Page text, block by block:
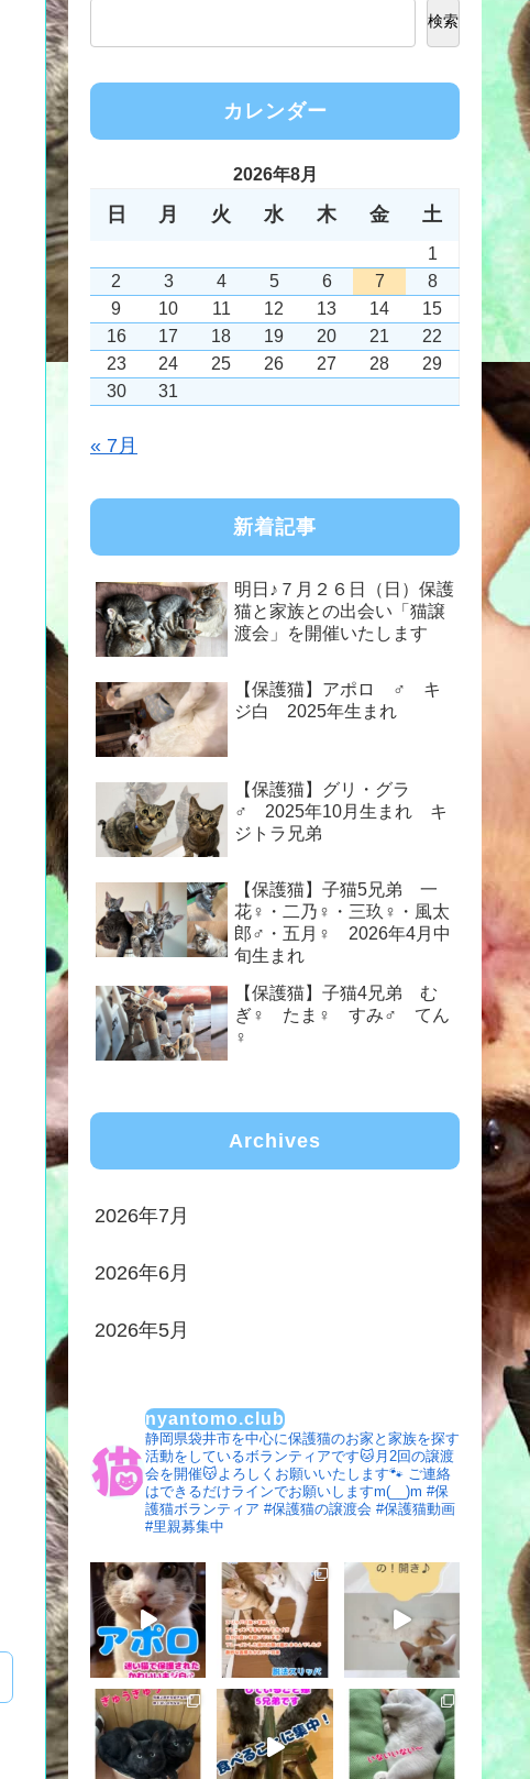
検索
カレンダー
2026年8月
日 月 火 水 木 金 土
1
2
3 4 5 6 7
8
9
10 11 12 13 14
15
16
17 18 19 20 21
22
23
24 25 26 27 28
29
30
31
« 7月
新着記事
明日♪７月２６日（日）保護
猫と家族との出会い「猫譲
渡会」を開催いたします
【保護猫】アポロ ♂ キ
ジ白 2025年生まれ
【保護猫】グリ・グラ
♂ 2025年10月生まれ キ
ジトラ兄弟
【保護猫】子猫5兄弟 一
花♀・二乃♀・三玖♀・風太
郎♂・五月♀ 2026年4月中
旬生まれ
【保護猫】子猫4兄弟 む
ぎ♀ たま♀ すみ♂ てん
♀
Archives
2026年7月
2026年6月
2026年5月
nyantomo.club
静岡県袋井市を中心に保護猫のお家と家族を探す
活動をしているボランティアです🐱月2回の譲渡
会を開催😽よろしくお願いいたします🐾 ご連絡
はできるだけラインでお願いしますm(__)m #保
護猫ボランティア #保護猫の譲渡会 #保護猫動画
#里親募集中